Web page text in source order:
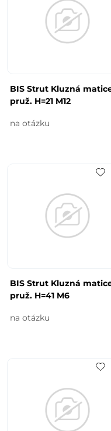
BIS Strut Kluzná
pruž. H=21 M12
na otázku
BIS Strut Kluzná
pruž. H=41 M6
na otázku